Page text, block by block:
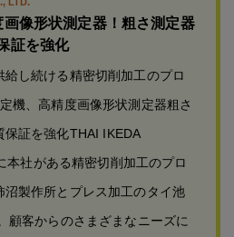
像形状測定器！粗さ測定器
証を強化
し続ける精密切削加工のプロ
機、高精度画像形状測定器粗さ
証を強化THAI IKEDA
本社がある精密切削加工のプロ
沼製作所とプレス加工のタイ池
顧客からのさまざまなニーズに